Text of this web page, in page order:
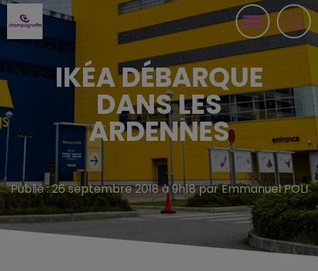
IKÉA DÉBARQUE
DANS LES
ARDENNES
Publié : 26 septembre 2018 à 9h18 par Emmanuel POLI